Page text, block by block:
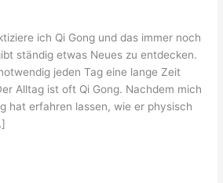
ich Qi Gong und das immer noch
ständig etwas Neues zu entdecken.
jeden Tag eine lange Zeit
Alltag ist oft Qi Gong. Nachdem mich
hat erfahren lassen, wie er physisch